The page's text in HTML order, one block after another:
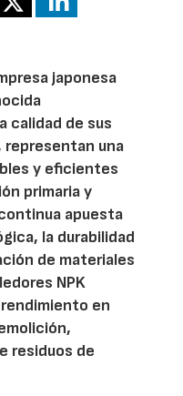
japonesa
calidad de sus
representan una
y eficientes
primaria y
apuesta
la durabilidad
de materiales
NPK
en
residuos de